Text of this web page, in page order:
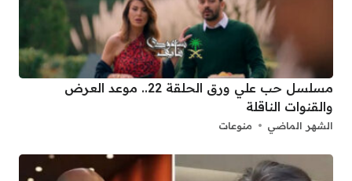
مسلسل حب علي ورق الحلقة 22.. موعد العرض
والقنوات الناقلة
الشهر الماضي منوعات